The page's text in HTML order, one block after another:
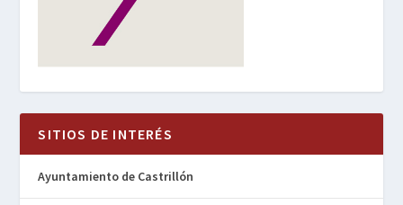
SITIOS DE INTERÉS
Ayuntamiento de Castrillón